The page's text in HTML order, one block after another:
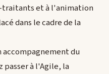
traitants et à l'animation
dans le cadre de la
du
passer à l'Agile, la